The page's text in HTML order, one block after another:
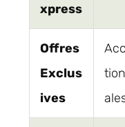
xpress
Offres
Exclus
ives